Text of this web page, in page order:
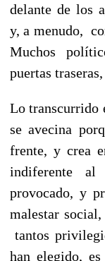
delante de los
y, a menudo,
Muchos
puertas
Lo transcurrido
se avecina
frente, y crea
indiferente
provocado, y
malestar
tantos
han elegido,